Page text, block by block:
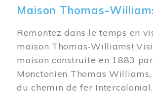
Maison Thomas-
Remontez dans le temps en
maison Thomas-Williams!
maison construite en 1883
Monctonien Thomas
du chemin de fer